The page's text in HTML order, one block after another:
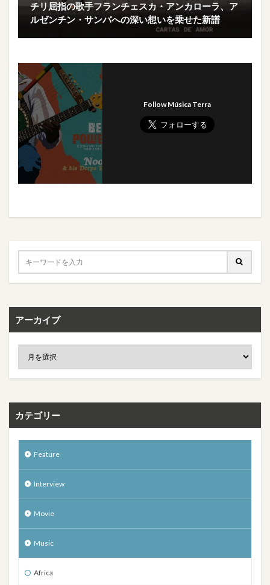
チリ屈指の歌手フランチェスカ・アンカローラ、ア
ルゼンチン・サンバへの深い想いを乗せた新譜
Follow Música Terra
アーカイブ
カテゴリー
Feature
Interview
Movie
Music
Africa